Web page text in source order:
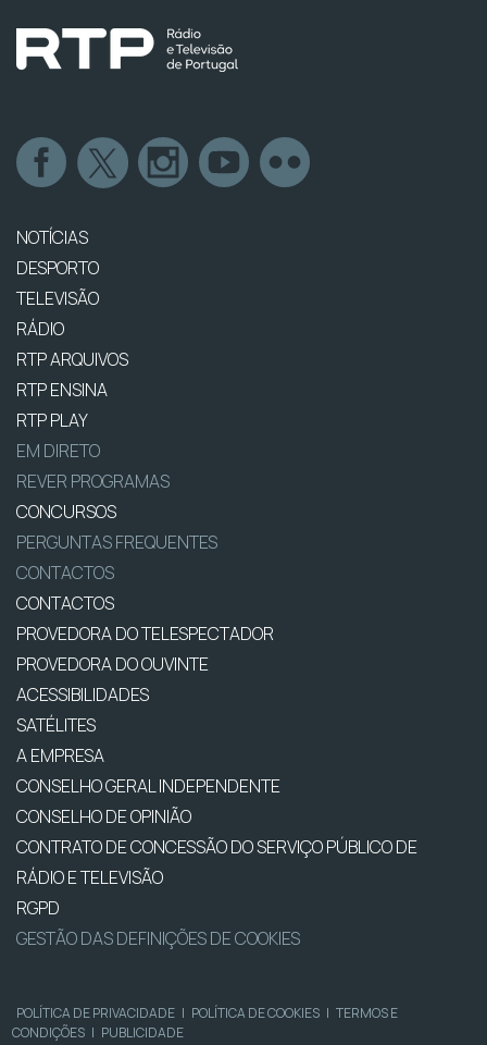
NOTÍCIAS
DESPORTO
TELEVISÃO
RÁDIO
RTP ARQUIVOS
RTP ENSINA
RTP PLAY
EM DIRETO
REVER PROGRAMAS
CONCURSOS
PERGUNTAS FREQUENTES
CONTACTOS
CONTACTOS
PROVEDORA DO TELESPECTADOR
PROVEDORA DO OUVINTE
ACESSIBILIDADES
SATÉLITES
A EMPRESA
CONSELHO GERAL INDEPENDENTE
CONSELHO DE OPINIÃO
CONTRATO DE CONCESSÃO DO SERVIÇO PÚBLICO DE
RÁDIO E TELEVISÃO
RGPD
GESTÃO DAS DEFINIÇÕES DE COOKIES
POLÍTICA DE PRIVACIDADE | POLÍTICA DE COOKIES | TERMOS E
CONDIÇÕES | PUBLICIDADE